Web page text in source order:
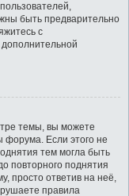
быть предварительно
с
темы, вы можете
форума. Если этого не
тем могла быть
повторного поднятия
просто ответив на неё,
правила